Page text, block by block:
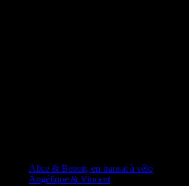
Alice & Benoit, en transat à vélo
Angélique & Vincent